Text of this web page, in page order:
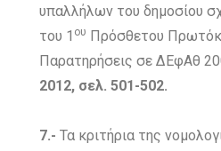
υπαλλήλων του δημοσίου
του 1 ου Πρόσθετου
Παρατηρήσεις σε ΔΕφΑθ
2012, σελ. 501-502.
7.-Τα κριτήρια της